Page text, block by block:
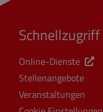
Schnellzugriff
Online-Dienste
Stellenangebote
Veranstaltungen